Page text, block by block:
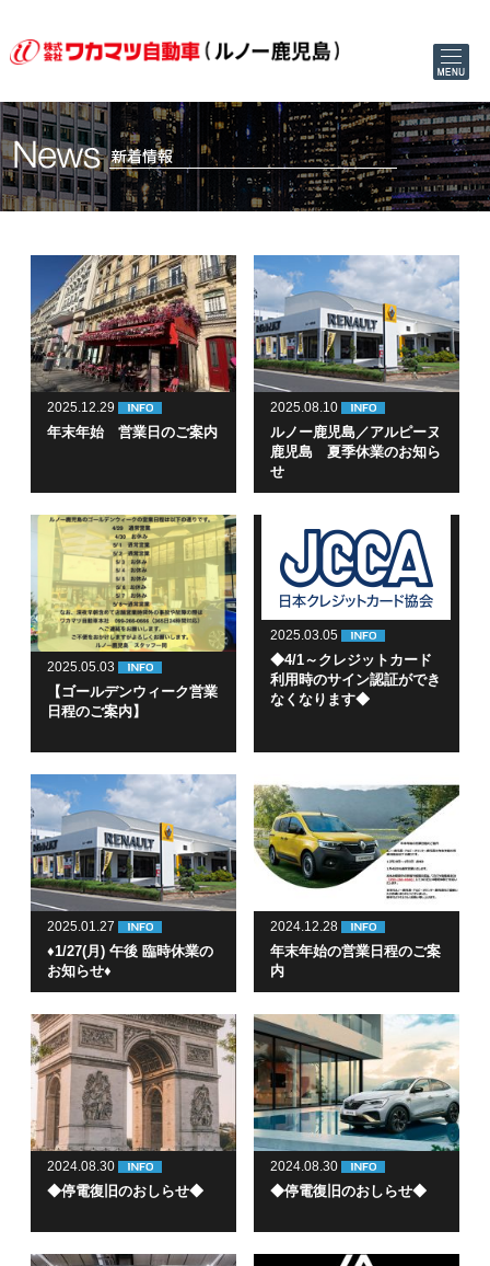
2025.12.29
年末年始 営業日のご案内
2025.08.10
ルノー鹿児島／アルピーヌ
鹿児島 夏季休業のお知ら
せ
2025.05.03
【ゴールデンウィーク営業
日程のご案内】
2025.03.05
◆4/1～クレジットカード
利用時のサイン認証ができ
なくなります◆
2025.01.27
♦1/27(月) 午後 臨時休業の
お知らせ♦
2024.12.28
年末年始の営業日程のご案
内
2024.08.30
◆停電復旧のおしらせ◆
2024.08.30
◆停電復旧のおしらせ◆